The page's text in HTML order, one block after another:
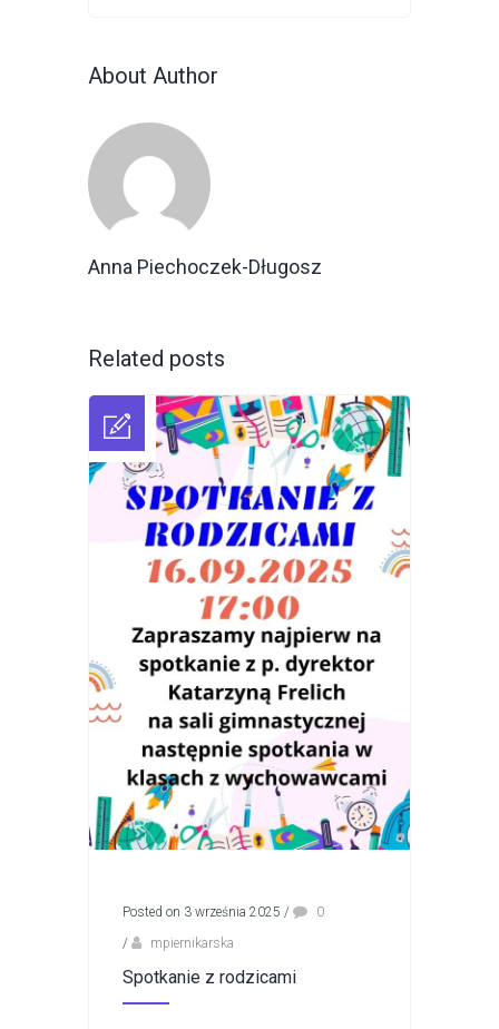
About Author
Anna Piechoczek-Długosz
Related posts
Posted on 3 września 2025 /
0
/
mpiernikarska
Spotkanie z rodzicami